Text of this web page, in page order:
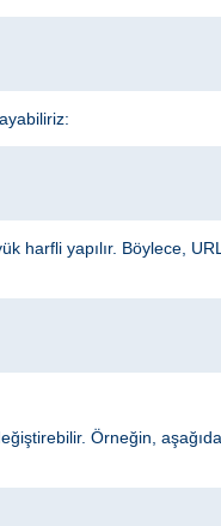
yapılır. Böylece,
Örneğin,